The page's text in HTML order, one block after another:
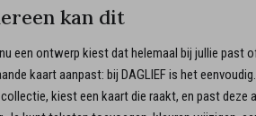
kan dit
een ontwerp kiest dat helemaal bij jullie past
kaart aanpast: bij DAGLIEF is het
kiest een kaart die raakt, en past deze